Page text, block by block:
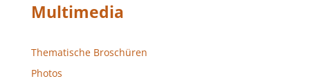
Multimedia
Thematische Broschüren
Photos